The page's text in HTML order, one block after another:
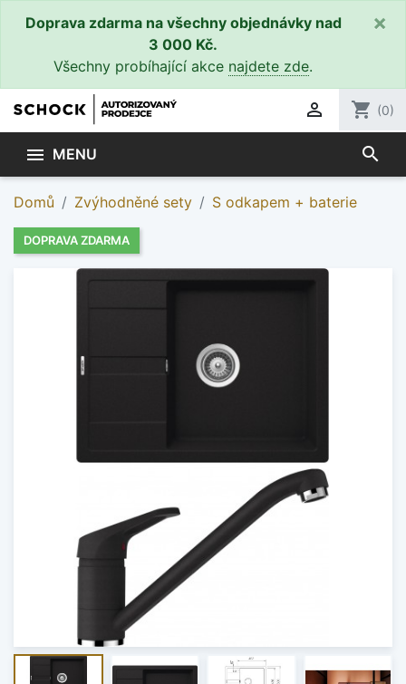
Doprava zdarma na všechny objednávky nad
3 000 Kč.
Všechny probíhající akce najdete zde.
×
 shopping_cart (0)
 MENU search
Domů Zvýhodněné sety S odkapem + baterie
DOPRAVA ZDARMA